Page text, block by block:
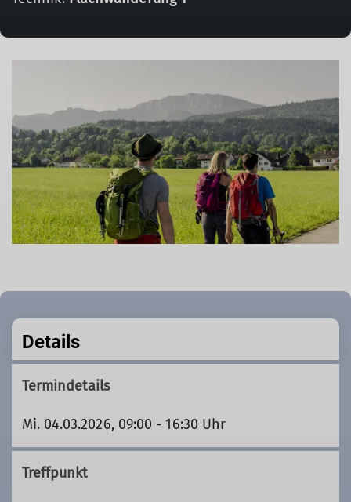
Details
Termindetails
Mi. 04.03.2026, 09:00 - 16:30 Uhr
Treffpunkt